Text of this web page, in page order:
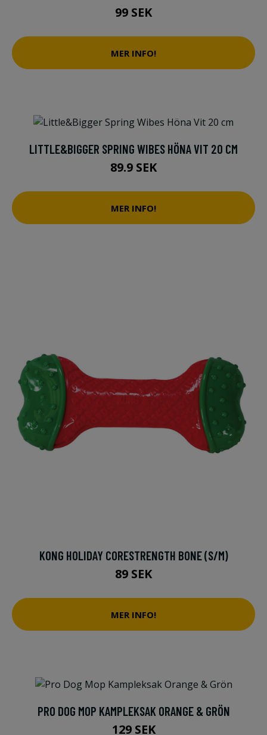
99 SEK
MER INFO!
LITTLE&BIGGER SPRING WIBES HÖNA VIT 20 CM
89.9 SEK
MER INFO!
KONG HOLIDAY CORESTRENGTH BONE (S/M)
89 SEK
MER INFO!
PRO DOG MOP KAMPLEKSAK ORANGE & GRÖN
129 SEK